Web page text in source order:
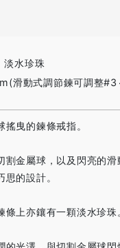
淡水珍珠
滑動式調節鍊可調整#3
曳的鍊條戒指。
割金屬球，以及閃亮的滑
的設計。
條上亦鑲有一顆淡水珍珠